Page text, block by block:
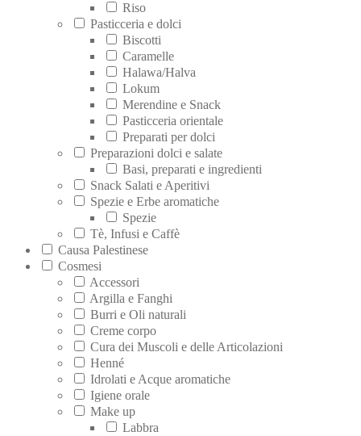
Riso
Pasticceria e dolci
Biscotti
Caramelle
Halawa/Halva
Lokum
Merendine e Snack
Pasticceria orientale
Preparati per dolci
Preparazioni dolci e salate
Basi, preparati e ingredienti
Snack Salati e Aperitivi
Spezie e Erbe aromatiche
Spezie
Tè, Infusi e Caffè
Causa Palestinese
Cosmesi
Accessori
Argilla e Fanghi
Burri e Oli naturali
Creme corpo
Cura dei Muscoli e delle Articolazioni
Henné
Idrolati e Acque aromatiche
Igiene orale
Make up
Labbra